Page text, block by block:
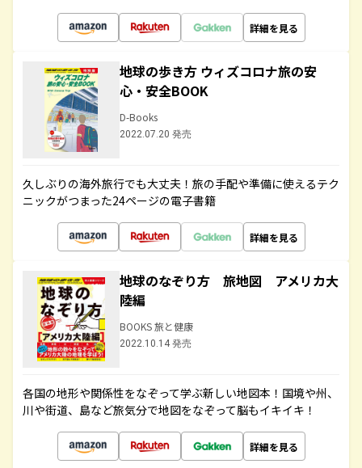
詳細を見る
地球の歩き方 ウィズコロナ旅の安
心・安全BOOK
D-Books
2022.07.20 発売
久しぶりの海外旅行でも大丈夫！旅の手配や準備に使えるテク
ニックがつまった24ページの電子書籍
詳細を見る
地球のなぞり方 旅地図 アメリカ大
陸編
BOOKS 旅と健康
2022.10.14 発売
各国の地形や関係性をなぞって学ぶ新しい地図本！国境や州、
川や街道、島など旅気分で地図をなぞって脳もイキイキ！
詳細を見る